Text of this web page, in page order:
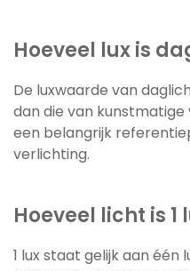
Hoeveel lux is
De luxwaarde van
dan die van
een belangrijk
verlichting.
Hoeveel licht is 1
1 lux staat gelijk aan